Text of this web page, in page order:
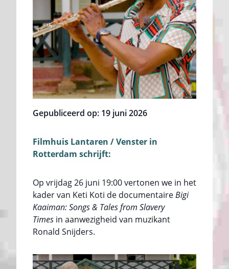
Gepubliceerd op: 19 juni 2026
Filmhuis Lantaren / Venster in
Rotterdam schrijft:
Op vrijdag 26 juni 19:00 vertonen we in het
kader van Keti Koti de documentaireBigi
Kaaiman: Songs & Tales from Slavery
Times in aanwezigheid van muzikant
Ronald Snijders.